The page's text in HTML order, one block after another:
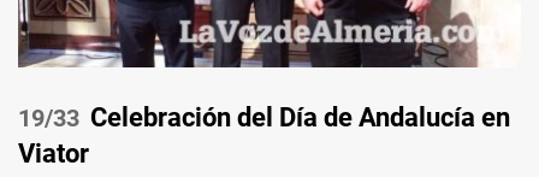
/33 Celebración del Día de Andalucía en
Viator